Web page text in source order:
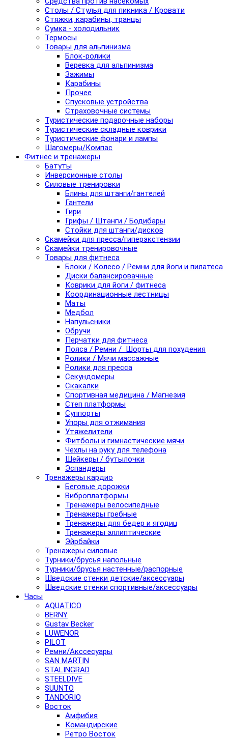
Столы / Стулья для пикника / Кровати
Стяжки, карабины, транцы
Сумка - холодильник
Термосы
Товары для альпинизма
Блок-ролики
Веревка для альпинизма
Зажимы
Карабины
Прочее
Спусковые устройства
Страховочные системы
Туристические подарочные наборы
Туристические складные коврики
Туристические фонари и лампы
Шагомеры/Компас
Фитнес и тренажеры
Батуты
Инверсионные столы
Силовые тренировки
Блины для штанги/гантелей
Гантели
Гири
Грифы / Штанги / Бодибары
Стойки для штанги/дисков
Скамейки для пресса/гиперэкстензии
Скамейки тренировочные
Товары для фитнеса
Блоки / Колесо / Ремни для йоги и пилатеса
Диски балансировачные
Коврики для йоги / фитнеса
Координационные лестницы
Маты
Медбол
Напульсники
Обручи
Перчатки для фитнеса
Пояса / Ремни / Шорты для похудения
Ролики / Мячи массажные
Ролики для пресса
Секундомеры
Скакалки
Спортивная медицина / Магнезия
Степ платформы
Суппорты
Упоры для отжимания
Утяжелители
Фитболы и гимнастические мячи
Чехлы на руку для телефона
Шейкеры / бутылочки
Эспандеры
Тренажеры кардио
Беговые дорожки
Виброплатформы
Тренажеры велосипедные
Тренажеры гребные
Тренажеры для бедер и ягодиц
Тренажеры эллиптические
Эйрбайки
Тренажеры силовые
Турники/брусья напольные
Турники/брусья настенные/распорные
Шведские стенки детские/аксессуары
Шведские стенки спортивные/аксессуары
Часы
AQUATICO
BERNY
Gustav Becker
LUWENOR
PILOT
Pемни/Акссесуары
SAN MARTIN
STALINGRAD
STEELDIVE
SUUNTO
TANDORIO
Восток
Амфибия
Командирские
Ретро Восток